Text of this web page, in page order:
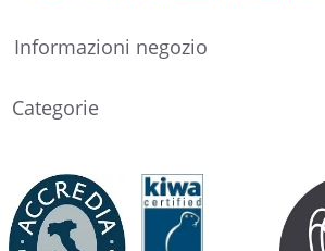
Informazioni negozio
Categorie